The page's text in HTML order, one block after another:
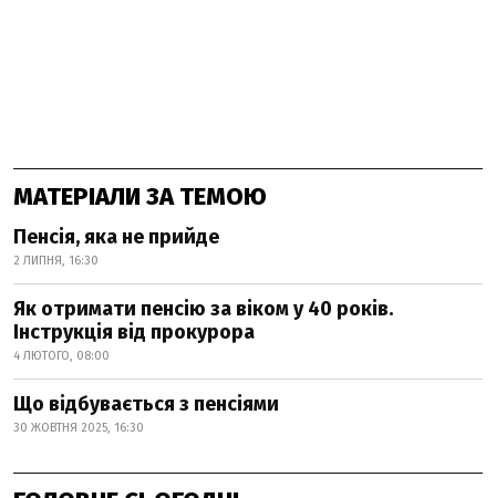
МАТЕРІАЛИ ЗА ТЕМОЮ
Пенсія, яка не прийде
2 ЛИПНЯ, 16:30
Як отримати пенсію за віком у 40 років.
Інструкція від прокурора
4 ЛЮТОГО, 08:00
Що відбувається з пенсіями
30 ЖОВТНЯ 2025, 16:30